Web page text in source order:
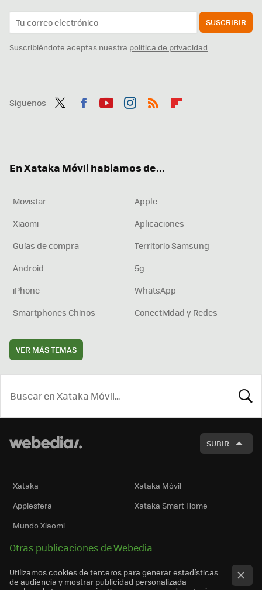
SUSCRIBIR
Suscribiéndote aceptas nuestra política de privacidad
Síguenos
En Xataka Móvil hablamos de...
Movistar
Apple
Xiaomi
Aplicaciones
Guías de compra
Territorio Samsung
Android
5g
iPhone
WhatsApp
Smartphones Chinos
Conectividad y Redes
VER MÁS TEMAS
SUBIR
Xataka
Xataka Móvil
Applesfera
Xataka Smart Home
Mundo Xiaomi
Otras publicaciones de Webedia
Utilizamos cookies de terceros para generar estadísticas
de audiencia y mostrar publicidad personalizada